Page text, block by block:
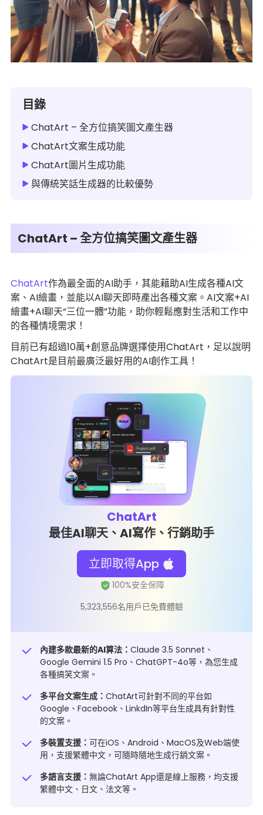
目錄
ChatArt – 全方位搞笑圖文產生器
ChatArt文案生成功能
ChatArt圖片生成功能
與傳統笑話生成器的比較優勢
ChatArt – 全方位搞笑圖文產生器
ChatArt作為最全面的AI助手，其能藉助AI生成各種AI文
案、AI繪畫，並能以AI聊天即時產出各種文案。AI文案+AI
繪畫+AI聊天“三位一體”功能，助你輕鬆應對生活和工作中
的各種情境需求！
目前已有超過10萬+創意品牌選擇使用ChatArt，足以說明
ChatArt是目前最廣泛最好用的AI創作工具！
ChatArt
最佳AI聊天、AI寫作、行銷助手
立即取得App
5,323,556名用戶已免費體驗
內建多款最新的AI算法： Claude 3.5 Sonnet、
Google Gemini 1.5 Pro、ChatGPT-4o等，為您生成
各種搞笑文案。
多平台文案生成： ChatArt可針對不同的平台如
Google、Facebook、LinkdIn等平台生成具有針對性
的文案。
多裝置支援： 可在iOS、Android、MacOS及Web端使
用，支援繁體中文，可隨時隨地生成行銷文案。
多語言支援： 無論ChatArt App還是線上服務，均支援
繁體中文、日文、法文等。